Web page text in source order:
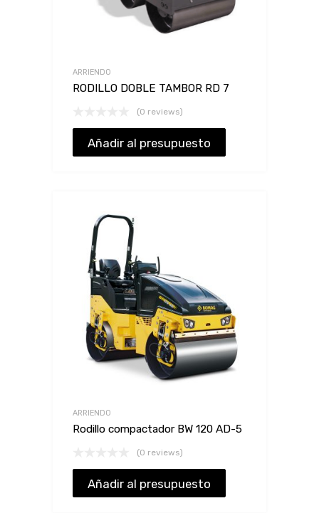
ARRIENDO
RODILLO DOBLE TAMBOR RD 7
(0 reviews)
Añadir al presupuesto
ARRIENDO
Rodillo compactador BW 120 AD-5
(0 reviews)
Añadir al presupuesto